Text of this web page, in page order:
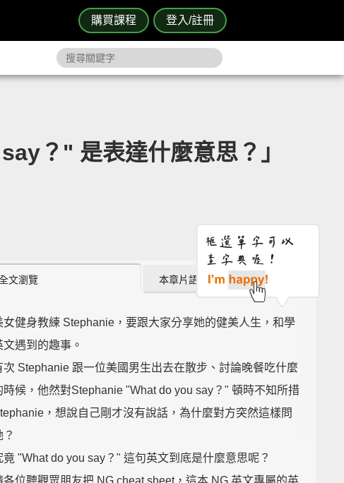
購買課程 登入/註冊
？" 是表達什麼意思？」
文瀏覽 本章片語 (0)
女健身教練 Stephanie，要跟大家分享她的健美人生，和學
文遇到的趣事。
次 Stephanie 跟一位美國男生出去在散步、討論晚餐吃什麼
時候，他然對Stephanie "What do you say？" 頓時不知所措
，想說自己剛才沒有說話，為什麼對方突然這樣問
？
竟 "What do you say？" 這句英文到底是什麼意思呢？